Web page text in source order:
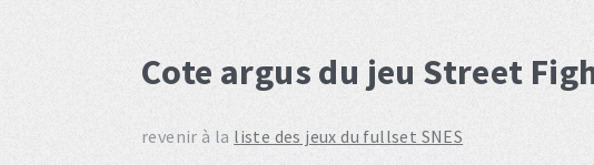
Cote argus du jeu Street
revenir à la liste des jeux du fullset SNES